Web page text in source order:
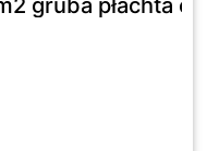
gruba płachta